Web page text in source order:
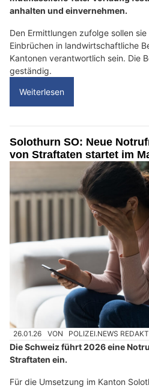
anhalten und einvernehmen.
Den Ermittlungen zufolge sollen
Einbrüchen in landwirtschaftliche
Kantonen verantwortlich sein. Die
geständig.
Weiterlesen
Solothurn SO: Neue
von Straftaten startet im
26.01.26 VON POLIZEI.NEWS
Die Schweiz führt 2026 eine
Straftaten ein.
Für die Umsetzung im Kanton